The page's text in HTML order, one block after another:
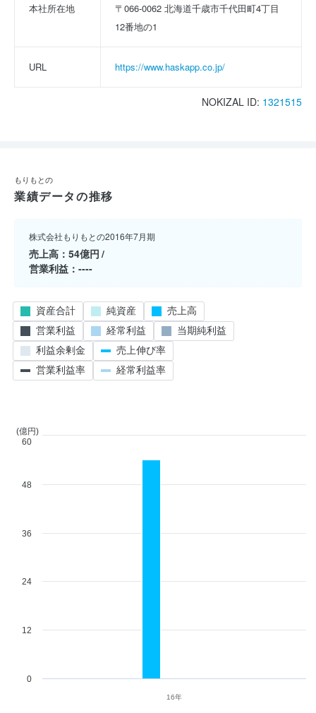
本社所在地
〒066-0062 北海道千歳市千代田町4丁目
12番地の1
URL https://www.haskapp.co.jp/
NOKIZAL ID: 1321515
もりもとの
業績データの推移
株式会社もりもとの2016年7月期
売上高
54億円
営業利益
----
16年
0
12
24
36
48
(億円)
60
資産合計 純資産
売上高
営業利益
経常利益
当期純利益
利益余剰金
売上伸び率
営業利益率
経常利益率